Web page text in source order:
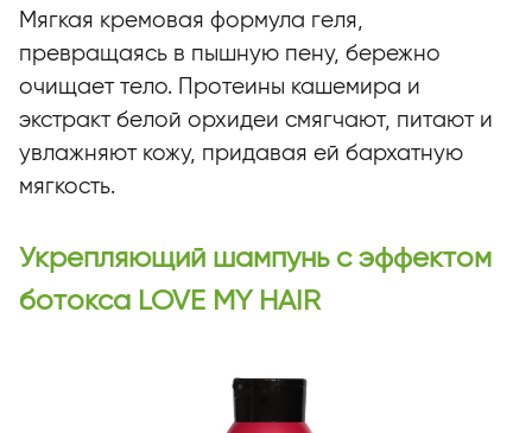
Мягкая кремовая формула геля,
превращаясь в пышную пену, бережно
очищает тело. Протеины кашемира и
экстракт белой орхидеи смягчают, питают и
увлажняют кожу, придавая ей бархатную
мягкость.
Укрепляющий шампунь с эффектом
ботокса LOVE MY HAIR